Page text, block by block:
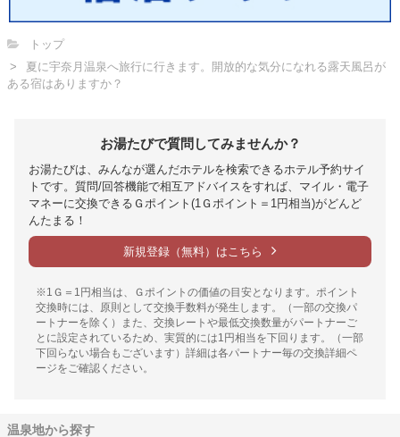
トップ
夏に宇奈月温泉へ旅行に行きます。開放的な気分になれる露天風呂が
ある宿はありますか？
お湯たびで質問してみませんか？
お湯たびは、みんなが選んだホテルを検索できるホテル予約サイ
トです。質問/回答機能で相互アドバイスをすれば、マイル・電子
マネーに交換できるＧポイント(1Ｇポイント＝1円相当)がどんど
んたまる！
新規登録（無料）はこちら
※1Ｇ＝1円相当は、Ｇポイントの価値の目安となります。ポイント
交換時には、原則として交換手数料が発生します。（一部の交換パ
ートナーを除く）また、交換レートや最低交換数量がパートナーご
とに設定されているため、実質的には1円相当を下回ります。（一部
下回らない場合もございます）詳細は各パートナー毎の交換詳細ペ
ージをご確認ください。
温泉地から探す